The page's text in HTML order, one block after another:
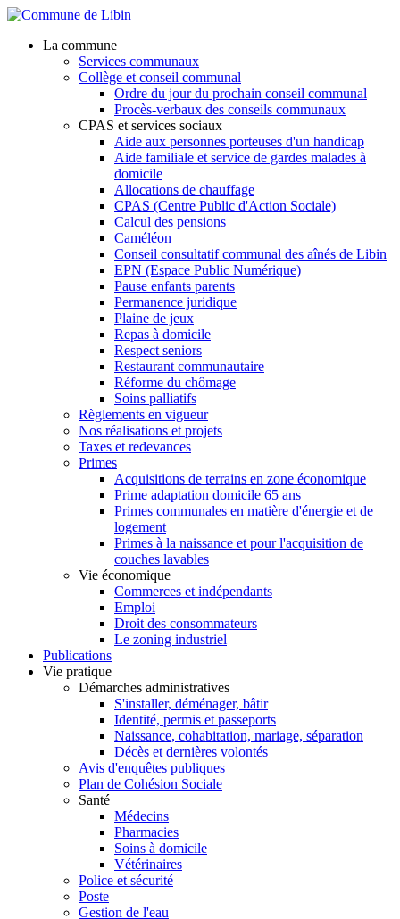
Aller au contenu principal
La commune
Services communaux
Collège et conseil communal
Ordre du jour du prochain conseil communal
Procès-verbaux des conseils communaux
CPAS et services sociaux
Aide aux personnes porteuses d'un handicap
Aide familiale et service de gardes malades à
domicile
Allocations de chauffage
CPAS (Centre Public d'Action Sociale)
Calcul des pensions
Caméléon
Conseil consultatif communal des aînés de Libin
EPN (Espace Public Numérique)
Pause enfants parents
Permanence juridique
Plaine de jeux
Repas à domicile
Respect seniors
Restaurant communautaire
Réforme du chômage
Soins palliatifs
Règlements en vigueur
Nos réalisations et projets
Taxes et redevances
Primes
Acquisitions de terrains en zone économique
Prime adaptation domicile 65 ans
Primes communales en matière d'énergie et de
logement
Primes à la naissance et pour l'acquisition de
couches lavables
Vie économique
Commerces et indépendants
Emploi
Droit des consommateurs
Le zoning industriel
Publications
Vie pratique
Démarches administratives
S'installer, déménager, bâtir
Identité, permis et passeports
Naissance, cohabitation, mariage, séparation
Décès et dernières volontés
Avis d'enquêtes publiques
Plan de Cohésion Sociale
Santé
Médecins
Pharmacies
Soins à domicile
Vétérinaires
Police et sécurité
Poste
Gestion de l'eau